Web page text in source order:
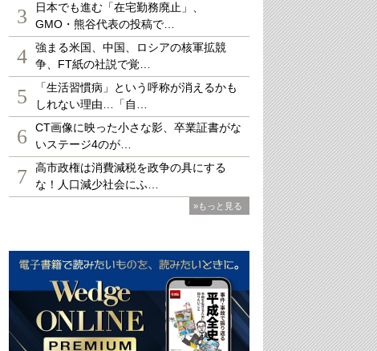
3
日本でも進む「在宅勤務廃止」、
GMO・熊谷代表の投稿で…
4
強まる米国、中国、ロシアの核軍拡競
争、FT紙の社説で覚…
5
「生活習慣病」という呼称が消えるかも
しれない理由…「自…
6
CT画像に映った小さな影、卒業証書がな
いステージ4のが…
7
高市政権は消費減税を政争の具にする
な！人口減少社会にふ…
»もっと見る